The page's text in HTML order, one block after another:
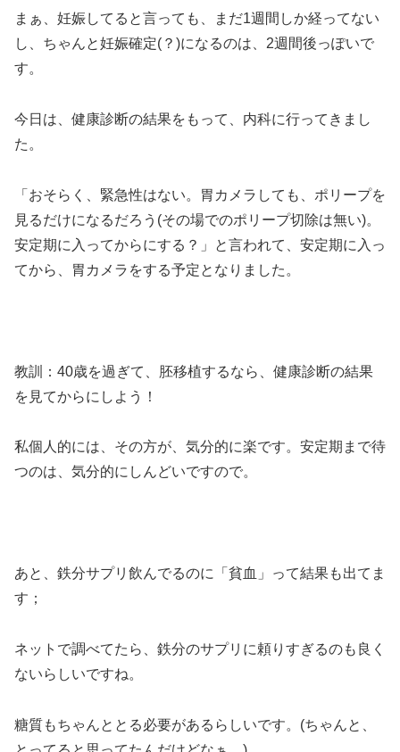
まぁ、妊娠してると言っても、まだ1週間しか経ってない
し、ちゃんと妊娠確定(？)になるのは、2週間後っぽいで
す。
今日は、健康診断の結果をもって、内科に行ってきまし
た。
「おそらく、緊急性はない。胃カメラしても、ポリープを
見るだけになるだろう(その場でのポリープ切除は無い)。
安定期に入ってからにする？」と言われて、安定期に入っ
てから、胃カメラをする予定となりました。
教訓：40歳を過ぎて、胚移植するなら、健康診断の結果
を見てからにしよう！
私個人的には、その方が、気分的に楽です。安定期まで待
つのは、気分的にしんどいですので。
あと、鉄分サプリ飲んでるのに「貧血」って結果も出てま
す；
ネットで調べてたら、鉄分のサプリに頼りすぎるのも良く
ないらしいですね。
糖質もちゃんととる必要があるらしいです。(ちゃんと、